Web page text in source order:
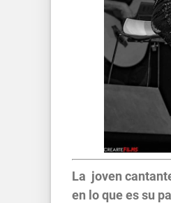
La joven
en lo que es su